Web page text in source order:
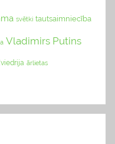
svētki tautsaimniecība
Vladimirs Putins
ārlietas